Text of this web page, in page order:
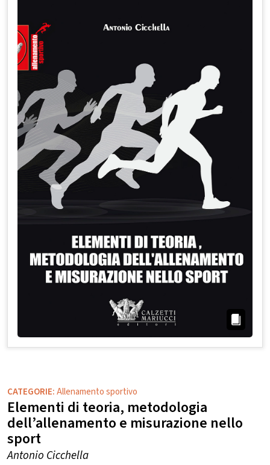
CATEGORIE:Allenamento sportivo
Elementi di teoria, metodologia
dell’allenamento e misurazione nello
sport
Antonio Cicchella